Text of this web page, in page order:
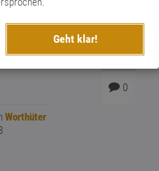
Geht klar!
Vormittag
auf dem Hof
2
0
Worthüter